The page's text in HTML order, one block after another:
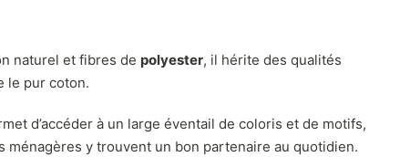
naturel et fibres de polyester, il hérite des qualités
le pur coton.
d’accéder à un large éventail de coloris et de motifs,
y trouvent un bon partenaire au quotidien.